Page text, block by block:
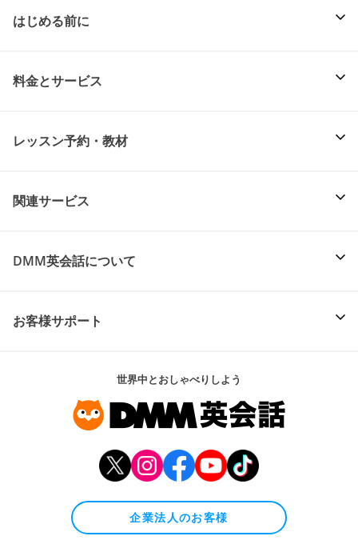
はじめる前に
料金とサービス
レッスン予約・教材
関連サービス
DMM英会話について
お客様サポート
世界中とおしゃべりしよう
企業法人のお客様